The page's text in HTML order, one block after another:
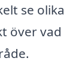
se olika
över vad